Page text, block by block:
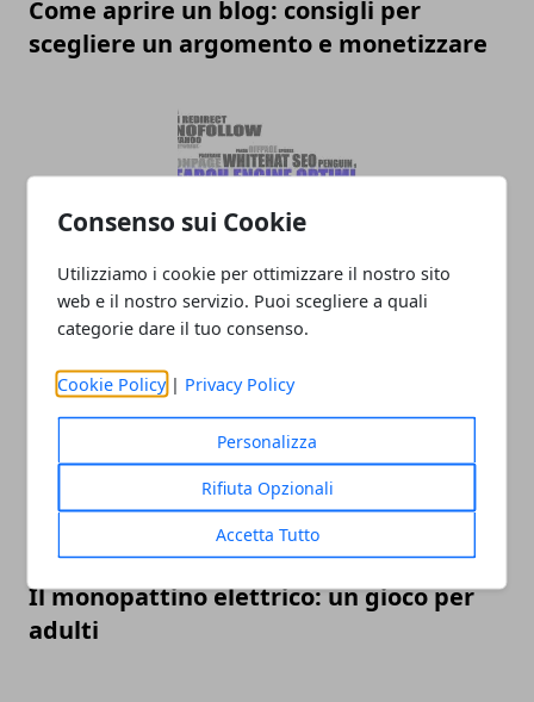
Consenso sui Cookie
Utilizziamo i cookie per ottimizzare il nostro sito
web e il nostro servizio. Puoi scegliere a quali
categorie dare il tuo consenso.
Cookie Policy | Privacy Policy
Personalizza
Rifiuta Opzionali
Accetta Tutto
Come aprire un blog: consigli per
scegliere un argomento e monetizzare
SEO on-site: cos'è e come può migliorare
la visibilità di un sito
Il monopattino elettrico: un gioco per
adulti